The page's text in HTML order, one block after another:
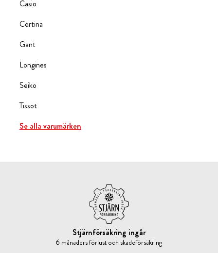
Casio
Certina
Gant
Longines
Seiko
Tissot
Se alla varumärken
Stjärnförsäkring ingår
6 månaders förlust och skadeförsäkring